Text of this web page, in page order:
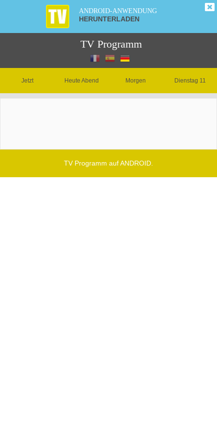
ANDROID-ANWENDUNG
HERUNTERLADEN
TV Programm
Jetzt Heute Abend Morgen Dienstag 11
TV Programm auf ANDROID.